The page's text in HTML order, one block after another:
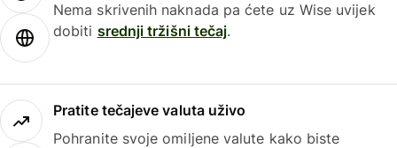
Nema skrivenih naknada pa ćete uz Wise uvijek
dobiti srednji tržišni tečaj.
Pratite tečajeve valuta uživo
Pohranite svoje omiljene valute kako biste